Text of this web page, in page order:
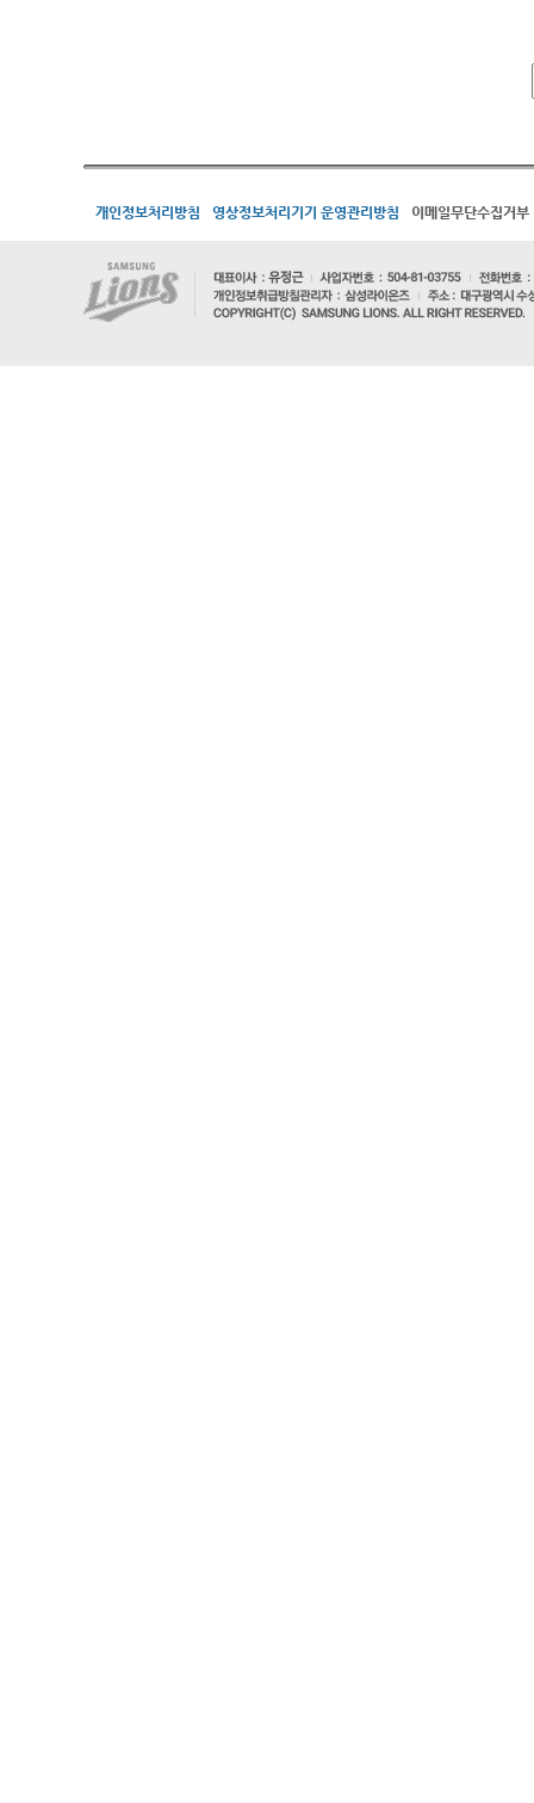
개인정보처리방침 영상정보처리기기 운영관리방침 이메일무단수집거부